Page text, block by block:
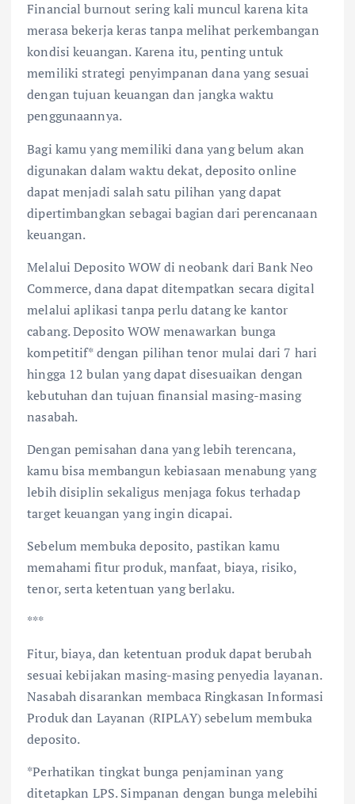
Financial burnout sering kali muncul karena kita
merasa bekerja keras tanpa melihat perkembangan
kondisi keuangan. Karena itu, penting untuk
memiliki strategi penyimpanan dana yang sesuai
dengan tujuan keuangan dan jangka waktu
penggunaannya.
Bagi kamu yang memiliki dana yang belum akan
digunakan dalam waktu dekat, deposito online
dapat menjadi salah satu pilihan yang dapat
dipertimbangkan sebagai bagian dari perencanaan
keuangan.
Melalui Deposito WOW di neobank dari Bank Neo
Commerce, dana dapat ditempatkan secara digital
melalui aplikasi tanpa perlu datang ke kantor
cabang. Deposito WOW menawarkan bunga
kompetitif* dengan pilihan tenor mulai dari 7 hari
hingga 12 bulan yang dapat disesuaikan dengan
kebutuhan dan tujuan finansial masing-masing
nasabah.
Dengan pemisahan dana yang lebih terencana,
kamu bisa membangun kebiasaan menabung yang
lebih disiplin sekaligus menjaga fokus terhadap
target keuangan yang ingin dicapai.
Sebelum membuka deposito, pastikan kamu
memahami fitur produk, manfaat, biaya, risiko,
tenor, serta ketentuan yang berlaku.
***
Fitur, biaya, dan ketentuan produk dapat berubah
sesuai kebijakan masing-masing penyedia layanan.
Nasabah disarankan membaca Ringkasan Informasi
Produk dan Layanan (RIPLAY) sebelum membuka
deposito.
*Perhatikan tingkat bunga penjaminan yang
ditetapkan LPS. Simpanan dengan bunga melebihi